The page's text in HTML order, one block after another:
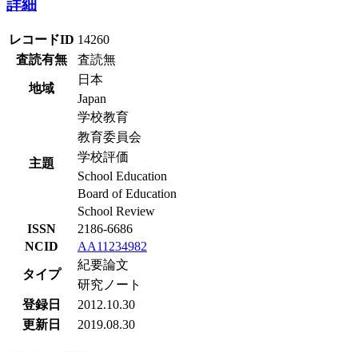
詳細
レコードID 14260
査読有無
査読無
地域
日本
Japan
主題
学校教育
教育委員会
学校評価
School Education
Board of Education
School Review
ISSN
2186-6686
NCID
AA11234982
タイプ
紀要論文
研究ノート
登録日
2012.10.30
更新日
2019.08.30